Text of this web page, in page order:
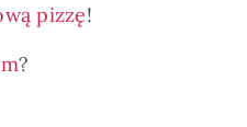
pizzę!
?